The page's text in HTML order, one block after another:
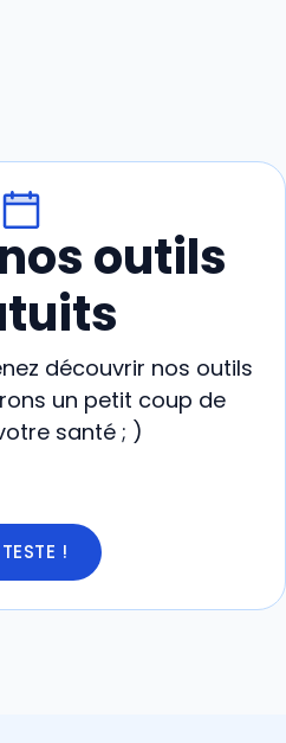
outils
découvrir nos outils
un petit coup de
santé ; )
!